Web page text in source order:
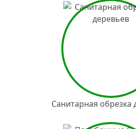
Санитарная обрезка